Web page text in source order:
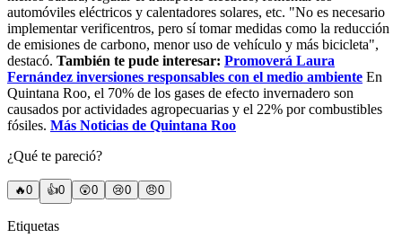
automóviles eléctricos y calentadores solares, etc. "No es necesario
implementar verificentros, pero sí tomar medidas como la reducción
de emisiones de carbono, menor uso de vehículo y más bicicleta",
destacó. También te pude interesar: Promoverá Laura
Fernández inversiones responsables con el medio ambiente En
Quintana Roo, el 70% de los gases de efecto invernadero son
causados por actividades agropecuarias y el 22% por combustibles
fósiles. Más Noticias de Quintana Roo
¿Qué te pareció?
🔥0 👍0 😲0 😢0 😠0
Etiquetas